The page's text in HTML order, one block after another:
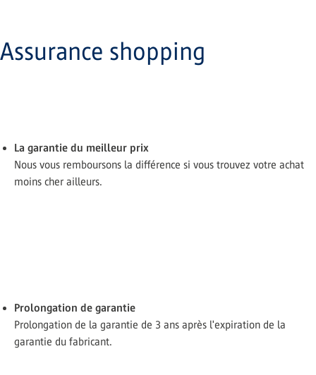
Assurance shopping
La garantie du meilleur prix
Nous vous remboursons la différence si vous trouvez votre achat
moins cher ailleurs.
Prolongation de garantie
Prolongation de la garantie de 3 ans après l'expiration de la
garantie du fabricant.